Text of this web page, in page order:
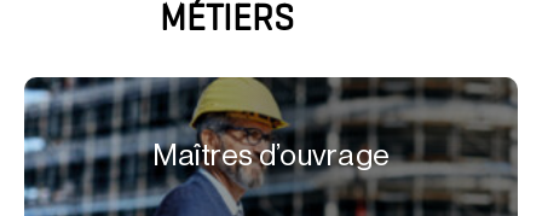
MÉTIERS
Maîtres d’ouvrage